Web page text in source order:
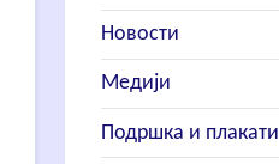
Новости
Медији
Подршка и плакати